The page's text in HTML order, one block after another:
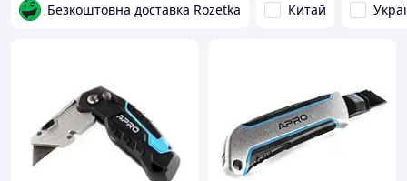
Безкоштовна доставка Rozetka Китай